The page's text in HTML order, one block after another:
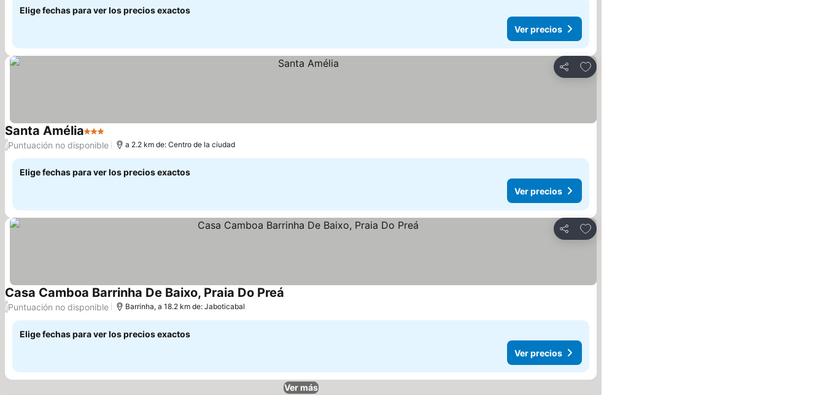
Elige fechas para ver los precios exactos
Ver precios
Compartir
Agregar a favoritos
Santa Amélia3 Estrellas
/Puntuación no disponible a 2.2 km de: Centro de la ciudad
Elige fechas para ver los precios exactos
Ver precios
Compartir
Agregar a favoritos
Casa Camboa Barrinha De Baixo, Praia Do Preá
/Puntuación no disponible Barrinha, a 18.2 km de: Jaboticabal
Elige fechas para ver los precios exactos
Ver precios
Ver más